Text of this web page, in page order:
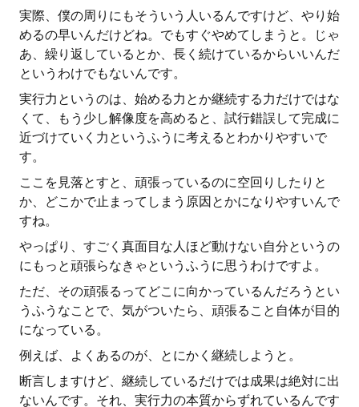
実際、僕の周りにもそういう人いるんですけど、やり始
めるの早いんだけどね。でもすぐやめてしまうと。じゃ
あ、繰り返しているとか、長く続けているからいいんだ
というわけでもないんです。
実行力というのは、始める力とか継続する力だけではな
くて、もう少し解像度を高めると、試行錯誤して完成に
近づけていく力というふうに考えるとわかりやすいで
す。
ここを見落とすと、頑張っているのに空回りしたりと
か、どこかで止まってしまう原因とかになりやすいんで
すね。
やっぱり、すごく真面目な人ほど動けない自分というの
にもっと頑張らなきゃというふうに思うわけですよ。
ただ、その頑張るってどこに向かっているんだろうとい
うふうなことで、気がついたら、頑張ること自体が目的
になっている。
例えば、よくあるのが、とにかく継続しようと。
断言しますけど、継続しているだけでは成果は絶対に出
ないんです。それ、実行力の本質からずれているんです